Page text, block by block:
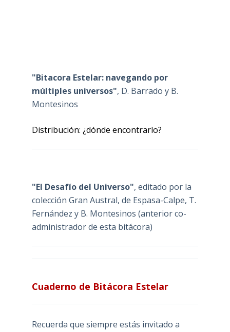
"Bitacora Estelar: navegando por
múltiples universos", D. Barrado y B.
Montesinos
Distribución: ¿dónde encontrarlo?
"El Desafío del Universo", editado por la
colección Gran Austral, de Espasa-Calpe, T.
Fernández y B. Montesinos (anterior co-
administrador de esta bitácora)
Cuaderno de Bitácora Estelar
Recuerda que siempre estás invitado a